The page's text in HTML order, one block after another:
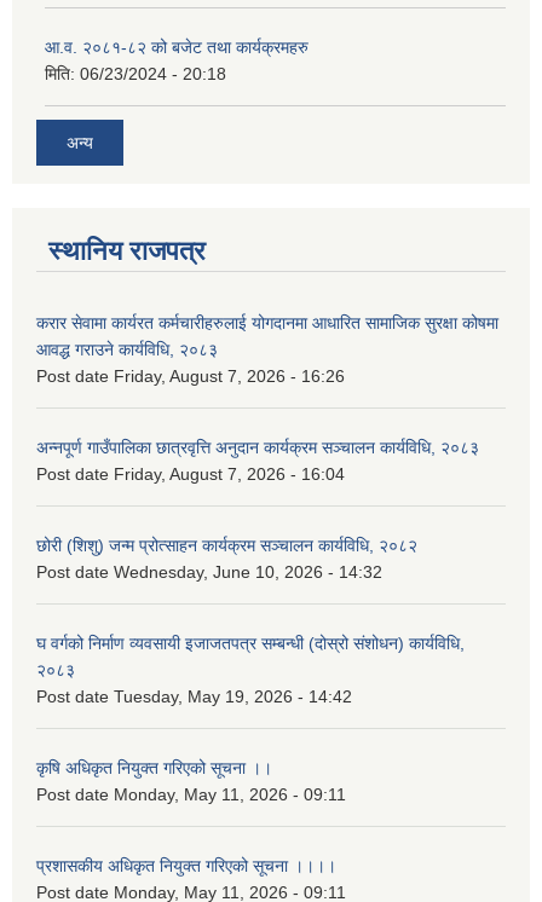
आ.व. २०८१-८२ को बजेट तथा कार्यक्रमहरु
मिति: 06/23/2024 - 20:18
अन्य
स्थानिय राजपत्र
करार सेवामा कार्यरत कर्मचारीहरुलाई योगदानमा आधारित सामाजिक सुरक्षा कोषमा
आवद्ध गराउने कार्यविधि, २०८३
Post date Friday, August 7, 2026 - 16:26
अन्नपूर्ण गाउँपालिका छात्रवृत्ति अनुदान कार्यक्रम सञ्चालन कार्यविधि, २०८३
Post date Friday, August 7, 2026 - 16:04
छोरी (शिशु) जन्म प्रोत्साहन कार्यक्रम सञ्चालन कार्यविधि, २०८२
Post date Wednesday, June 10, 2026 - 14:32
घ वर्गको निर्माण व्यवसायी इजाजतपत्र सम्बन्धी (दोस्रो संशोधन) कार्यविधि,
२०८३
Post date Tuesday, May 19, 2026 - 14:42
कृषि अधिकृत नियुक्त गरिएको सूचना ।।
Post date Monday, May 11, 2026 - 09:11
प्रशासकीय अधिकृत नियुक्त गरिएको सूचना ।।।।
Post date Monday, May 11, 2026 - 09:11